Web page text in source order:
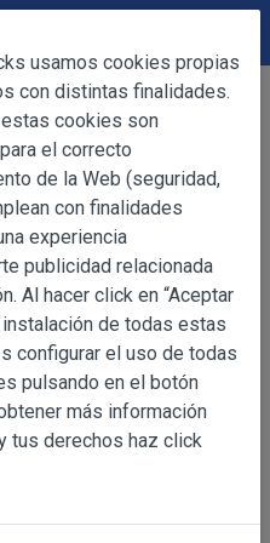
Generales regulan la
del que es titular ALBERT
PERUSTOCKS).
de los productos
usamos cookies propias
con distintas finalidades.
cookies son
el correcto
de la Web (seguridad,
con finalidades
experiencia
publicidad relacionada
Al hacer click en “Aceptar
de todas estas
configurar el uso de todas
pulsando en el botón
más información
tus derechos haz click